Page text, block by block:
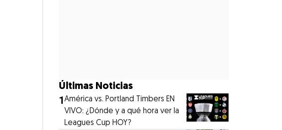
Últimas Noticias
1América vs. Portland Timbers EN
VIVO: ¿Dónde y a qué hora ver la
Leagues Cup HOY?